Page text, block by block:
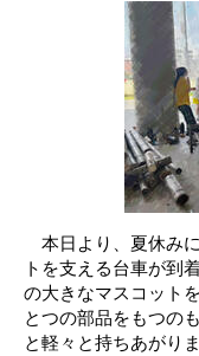
本日より、夏休み
トを支える台車が到
の大きなマスコット
とつの部品をもつの
と軽々と持ちあがり